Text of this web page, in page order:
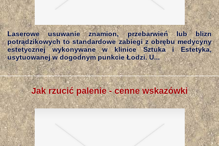
Laserowe usuwanie znamion, przebarwień lub blizn
potrądzikowych to standardowe zabiegi z obrębu medycyny
estetycznej wykonywane w klinice Sztuka i Estetyka,
usytuowanej w dogodnym punkcie Łodzi. U...
Jak rzucić palenie - cenne wskazówki